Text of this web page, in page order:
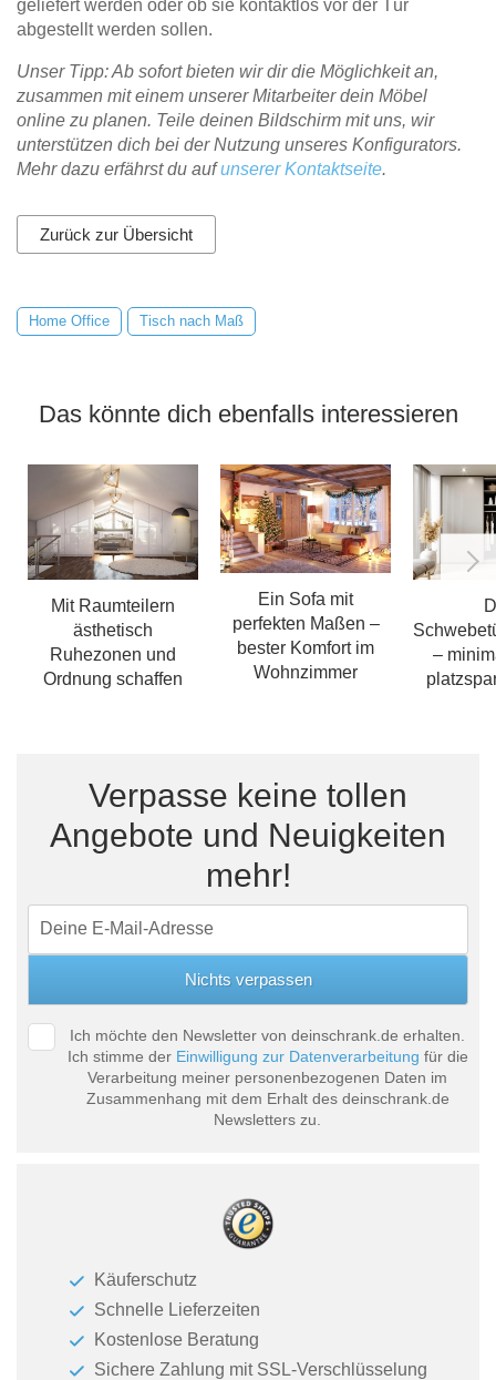
geliefert werden oder ob sie kontaktlos vor der Tür
abgestellt werden sollen.
Unser Tipp: Ab sofort bieten wir dir die Möglichkeit an,
zusammen mit einem unserer Mitarbeiter dein Möbel
online zu planen. Teile deinen Bildschirm mit uns, wir
unterstützen dich bei der Nutzung unseres Konfigurators.
Mehr dazu erfährst du aufunserer Kontaktseite.
Zurück zur Übersicht
Home Office Tisch nach Maß
Das könnte dich ebenfalls interessieren
Mit Raumteilern
ästhetisch
Ruhezonen und
Ordnung schaffen
Ein Sofa mit
perfekten Maßen –
bester Komfort im
Wohnzimmer
–
Verpasse keine tollen
Angebote und Neuigkeiten
mehr!
Ich möchte den Newsletter von deinschrank.de erhalten.
Ich stimme der Einwilligung zur Datenverarbeitung für die
Verarbeitung meiner personenbezogenen Daten im
Zusammenhang mit dem Erhalt des deinschrank.de
Newsletters zu.
Käuferschutz
Schnelle Lieferzeiten
Kostenlose Beratung
Sichere Zahlung mit SSL-Verschlüsselung